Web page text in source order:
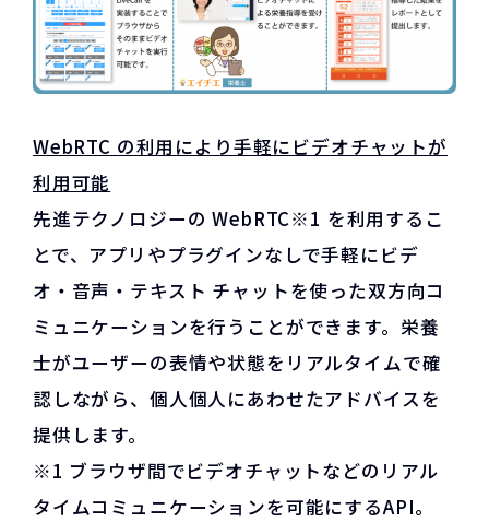
WebRTC の利用により手軽にビデオチャットが
利用可能
先進テクノロジーの WebRTC※1 を利用するこ
とで、アプリやプラグインなしで手軽にビデ
オ・音声・テキスト チャットを使った双方向コ
ミュニケーションを行うことができます。栄養
士がユーザーの表情や状態をリアルタイムで確
認しながら、個人個人にあわせたアドバイスを
提供します。
※1 ブラウザ間でビデオチャットなどのリアル
タイムコミュニケーションを可能にするAPI。